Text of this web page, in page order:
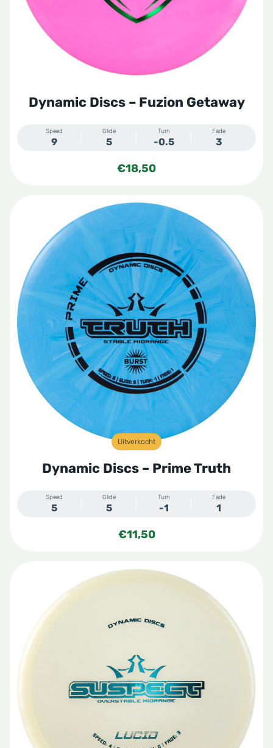
Dynamic Discs – Fuzion Getaway
Speed
9
Glide
5
Turn
-0.5
Fade
3
€18,50
Uitverkocht
Dynamic Discs – Prime Truth
Speed
5
Glide
5
Turn
-1
Fade
1
€11,50